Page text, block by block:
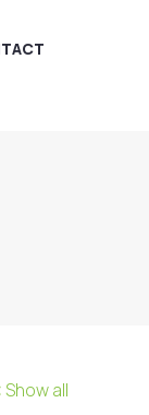
Show all